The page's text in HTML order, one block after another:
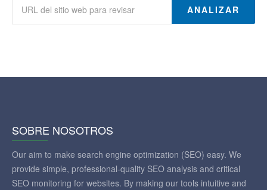
ANALIZAR
SOBRE NOSOTROS
Our aim to make search engine optimization (SEO) easy. We
provide simple, professional-quality SEO analysis and critical
SEO monitoring for websites. By making our tools intuitive and